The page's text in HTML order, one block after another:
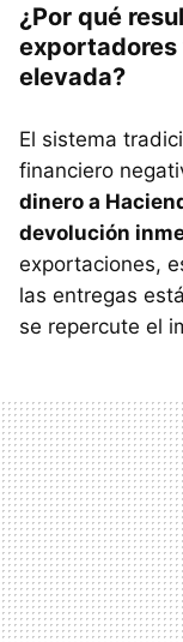
¿Por qué
elevada?
El sistema
financiero
dinero a
devolución
exportaciones,
las entregas
se repercute el